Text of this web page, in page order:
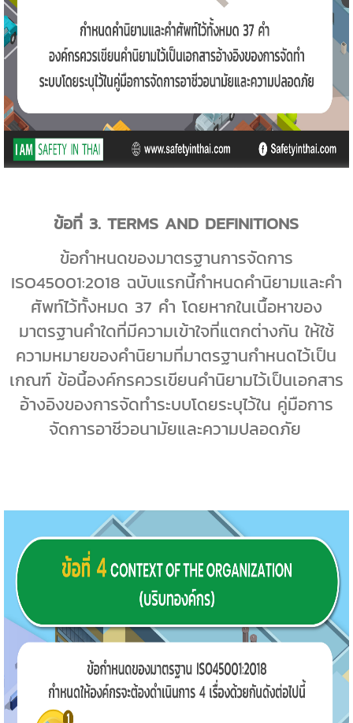
ข้อที่ 3. TERMS AND DEFINITIONS
ข้อกำหนดของมาตรฐานการจัดการ
ISO45001:2018 ฉบับแรกนี้กำหนดคำนิยามและคำ
ศัพท์ไว้ทั้งหมด 37 คำ โดยหากในเนื้อหาของ
มาตรฐานคำใดที่มีความเข้าใจที่แตกต่างกัน ให้ใช้
ความหมายของคำนิยามที่มาตรฐานกำหนดไว้เป็น
เกณฑ์ ข้อนี้องค์กรควรเขียนคำนิยามไว้เป็นเอกสาร
อ้างอิงของการจัดทำระบบโดยระบุไว้ใน คู่มือการ
จัดการอาชีวอนามัยและความปลอดภัย